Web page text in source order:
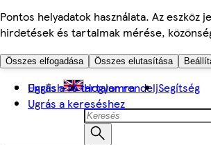
Pontos helyadatok használata. Az
hirdetések és tartalmak mérése,
Összes elfogadása Összes elutasítása
Ugrás a fő tartalomra
Ugrás a kereséshez
English Hogyan rendeljSegítség